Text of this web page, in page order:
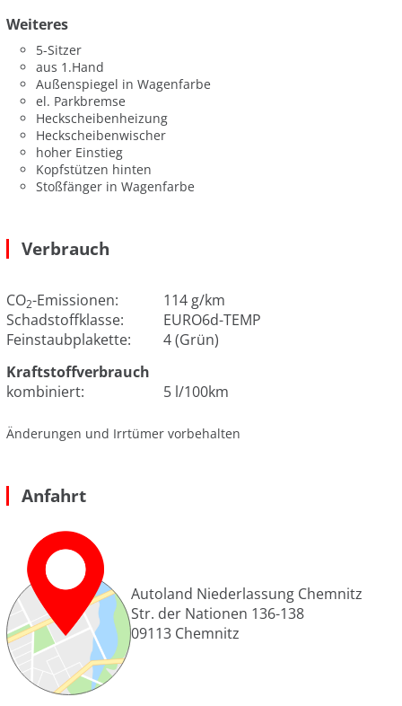
Weiteres
5-Sitzer
aus 1.Hand
Außenspiegel in Wagenfarbe
el. Parkbremse
Heckscheibenheizung
Heckscheibenwischer
hoher Einstieg
Kopfstützen hinten
Stoßfänger in Wagenfarbe
Verbrauch
CO2-Emissionen:
114 g/km
Schadstoffklasse:
EURO6d-TEMP
Feinstaubplakette:
4 (Grün)
Kraftstoffverbrauch
kombiniert:
5 l/100km
Änderungen und Irrtümer vorbehalten
Anfahrt
Autoland Niederlassung Chemnitz
Str. der Nationen 136-138
09113 Chemnitz